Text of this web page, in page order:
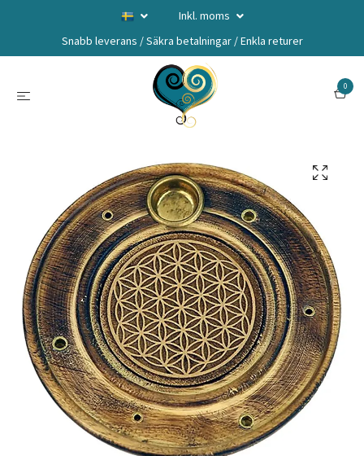
Inkl. moms
Snabb leverans / Säkra betalningar / Enkla returer
0